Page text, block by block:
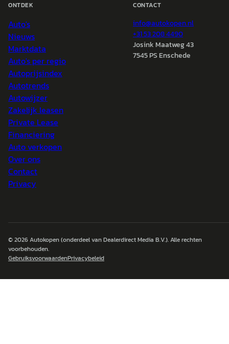
ONTDEK
Auto's
Nieuws
Marktdata
Auto's per regio
Autoprijsindex
Autotrends
Autowijzer
Zakelijk leasen
Private Lease
Financiering
Auto verkopen
Over ons
Contact
Privacy
CONTACT
info@autokopen.nl
+31 53 208 4490
Josink Maatweg 43
7545 PS Enschede
© 2026Autokopen(onderdeel van Dealerdirect Media B.V.). Alle rechten
voorbehouden.
GebruiksvoorwaardenPrivacybeleid